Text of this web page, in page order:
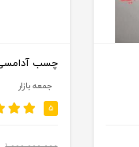
جمعه بازار
۵